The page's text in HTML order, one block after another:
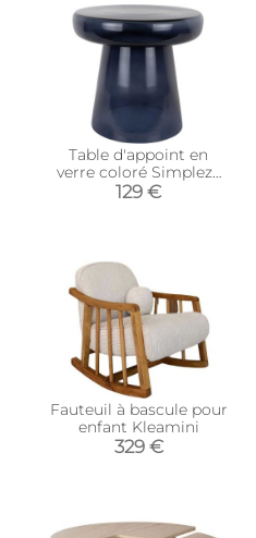
Table d'appoint en
verre coloré Simpleza
(Gris)
129 €
Fauteuil à bascule pour
enfant Kleamini
329 €